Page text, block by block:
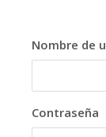
Nombre de
Contraseña